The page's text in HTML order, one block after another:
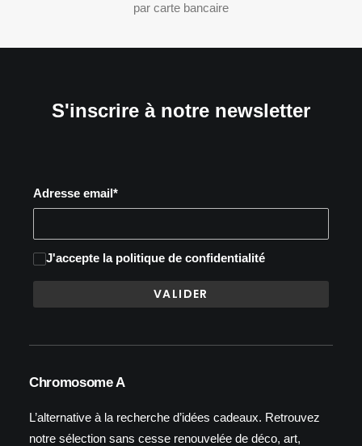
par carte bancaire
S'inscrire à notre newsletter
Adresse email*
J'accepte la politique de confidentialité
Chromosome A
L’alternative à la recherche d’idées cadeaux. Retrouvez
notre sélection sans cesse renouvelée de déco, art,